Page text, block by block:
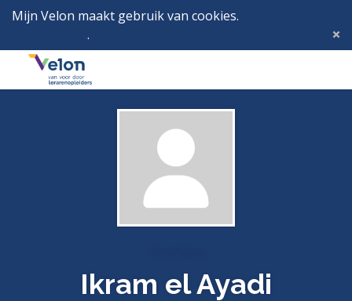
Mijn Velon maakt gebruik van cookies.
.
Menu
Ikram el Ayadi